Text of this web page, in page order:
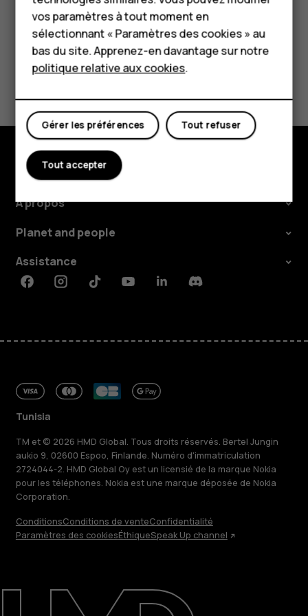
Pour les entreprises
Tablettes
Boutique
Mon compte
Réparer, réutiliser, recycler
Responsable
Avez-vous trouvé cela utile?
Oui Non
Boutique
À propos
Planet and people
Assistance
FacebookInstagramTiktokYoutubeLinkedinDiscord
Tunisia
TM et © 2026 HMD Global. Tous droits réservés. Bertel Jungin
aukio 9, 02600 Espoo, Finlande. Numéro d'immatriculation
2724044-2. HMD Global Oy est un licensié de la marque Nokia
pour les téléphones. Nokia est une marque déposée de Nokia
Corporation.
ConditionsConditions de venteConfidentialité
Paramètres des cookiesÉthiqueSpeak Up channel
vos paramètres à tout moment en
sélectionnant « Paramètres des cookies » au
bas du site. Apprenez-en davantage sur notre
politique relative aux cookies.
Tout refuser
Gérer les préférences
Tout accepter